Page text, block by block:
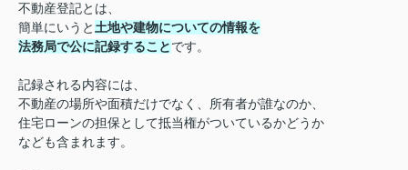
不動産登記とは、
簡単にいうと土地や建物についての情報を
法務局で公に記録することです。
記録される内容には、
不動産の場所や面積だけでなく、 所有者が誰なのか、
住宅ローンの担保として抵当権がついているかどうか
なども含まれます。